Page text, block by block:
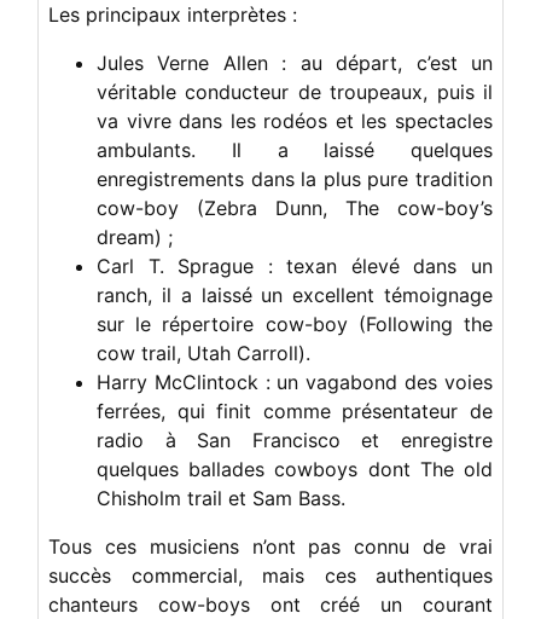
Les principaux interprètes :
Jules Verne Allen : au départ, c’est un
véritable conducteur de troupeaux, puis il
va vivre dans les rodéos et les spectacles
ambulants. Il a laissé quelques
enregistrements dans la plus pure tradition
cow-boy (Zebra Dunn, The cow-boy’s
dream) ;
Carl T. Sprague : texan élevé dans un
ranch, il a laissé un excellent témoignage
sur le répertoire cow-boy (Following the
cow trail, Utah Carroll).
Harry McClintock : un vagabond des voies
ferrées, qui finit comme présentateur de
radio à San Francisco et enregistre
quelques ballades cowboys dont The old
Chisholm trail et Sam Bass.
Tous ces musiciens n’ont pas connu de vrai
succès commercial, mais ces authentiques
chanteurs cow-boys ont créé un courant